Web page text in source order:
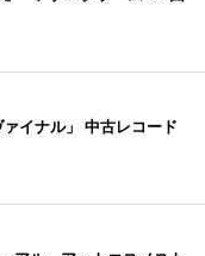
イナル」 中古レコード